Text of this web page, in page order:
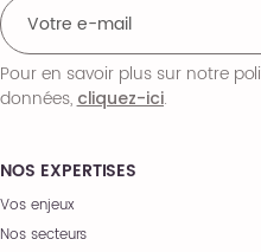
NOS EXPERTISES
Vos enjeux
Nos secteurs
Pour en savoir plus sur notre
données,cliquez-ici.